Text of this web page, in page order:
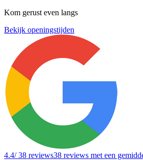
Kom gerust even langs
Bekijk openingstijden
4.4/ 38 reviews38 reviews met een